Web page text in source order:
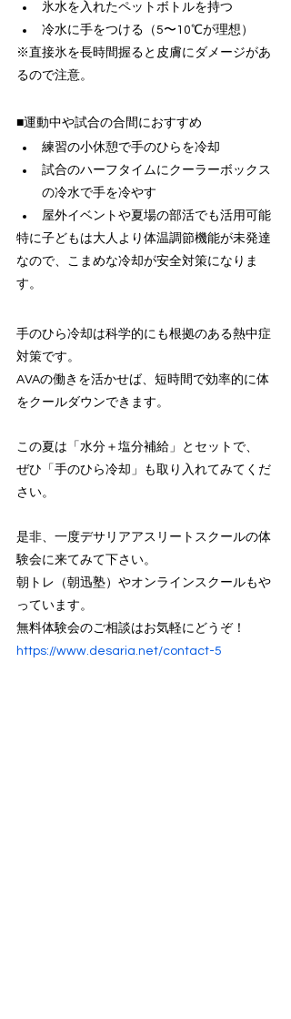
氷水を入れたペットボトルを持つ
冷水に手をつける（5〜10℃が理想）
※直接氷を長時間握ると皮膚にダメージがあ
るので注意。
■運動中や試合の合間におすすめ
練習の小休憩で手のひらを冷却
試合のハーフタイムにクーラーボックス
の冷水で手を冷やす
屋外イベントや夏場の部活でも活用可能
特に子どもは大人より体温調節機能が未発達
なので、こまめな冷却が安全対策になりま
す。
手のひら冷却は科学的にも根拠のある熱中症
対策です。
AVAの働きを活かせば、短時間で効率的に体
をクールダウンできます。
この夏は「水分＋塩分補給」とセットで、
ぜひ「手のひら冷却」も取り入れてみてくだ
さい。
是非、一度デサリアアスリートスクールの体
験会に来てみて下さい。
朝トレ（朝迅塾）やオンラインスクールもや
っています。
無料体験会のご相談はお気軽にどうぞ！
https://www.desaria.net/contact-5